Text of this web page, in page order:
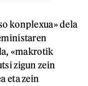
konplexua» dela
«makrotik
zigun zein
eta zein